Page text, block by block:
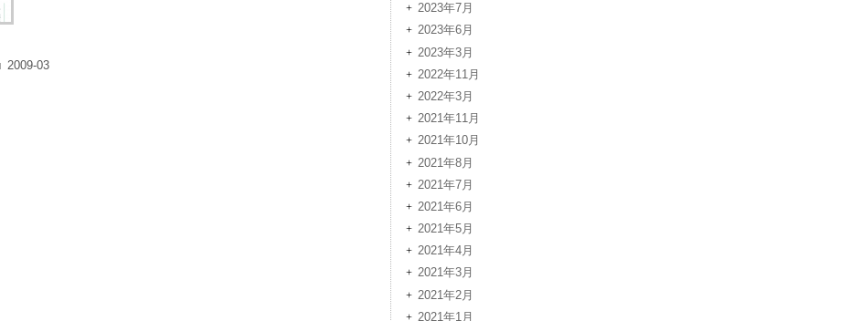
2009-03
2023年7月
2023年6月
2023年3月
2022年11月
2022年3月
2021年11月
2021年10月
2021年8月
2021年7月
2021年6月
2021年5月
2021年4月
2021年3月
2021年2月
2021年1月